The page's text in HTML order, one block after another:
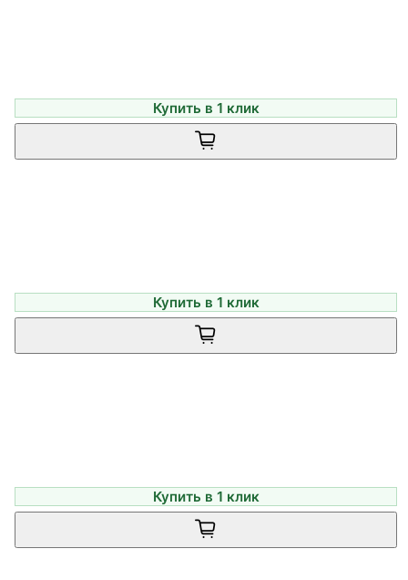
Купить в 1 клик
Купить в 1 клик
Купить в 1 клик